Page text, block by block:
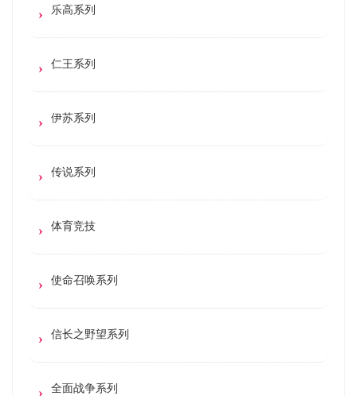
乐高系列
仁王系列
伊苏系列
传说系列
体育竞技
使命召唤系列
信长之野望系列
全面战争系列